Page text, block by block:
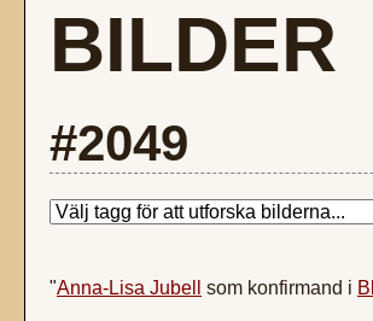
BILDER
#2049
"Anna-Lisa Jubell som konfirmand i